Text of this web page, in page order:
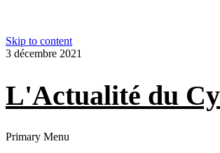
Skip to content
3 décembre 2021
L'Actualité du
Primary Menu